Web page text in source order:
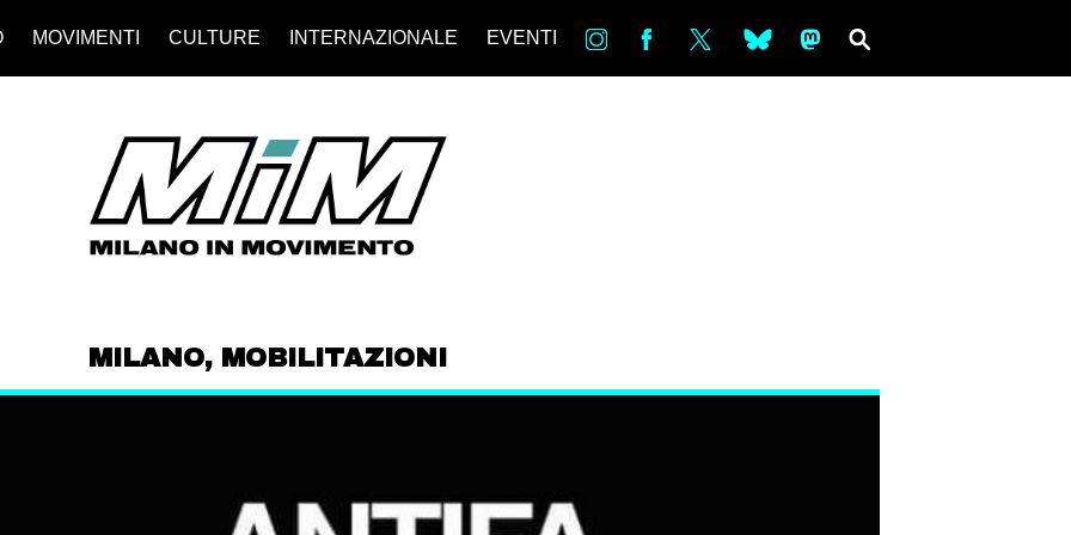
MOVIMENTI CULTURE INTERNAZIONALE EVENTI in bsky ms
MILANO, MOBILITAZIONI